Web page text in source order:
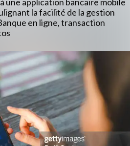
la facilité de la gestion
en ligne, transaction